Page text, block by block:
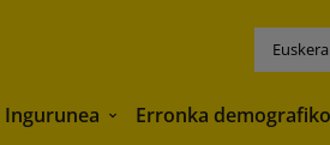
Euskera
Ingurunea Ingurunea
Erronka